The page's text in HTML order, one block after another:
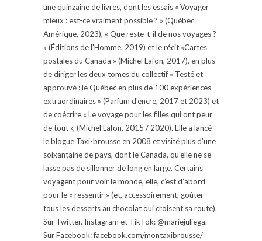
une quinzaine de livres, dont les essais « Voyager
mieux : est-ce vraiment possible ? » (Québec
Amérique, 2023), « Que reste-t-il de nos voyages ?
» (Éditions de l'Homme, 2019) et le récit «Cartes
postales du Canada » (Michel Lafon, 2017), en plus
de diriger les deux tomes du collectif « Testé et
approuvé : le Québec en plus de 100 expériences
extraordinaires » (Parfum d'encre, 2017 et 2023) et
de coécrire « Le voyage pour les filles qui ont peur
de tout », (Michel Lafon, 2015 / 2020). Elle a lancé
le blogue Taxi-brousse en 2008 et visité plus d'une
soixantaine de pays, dont le Canada, qu'elle ne se
lasse pas de sillonner de long en large. Certains
voyagent pour voir le monde, elle, c’est d’abord
pour le « ressentir » (et, accessoirement, goûter
tous les desserts au chocolat qui croisent sa route).
Sur Twitter, Instagram et TikTok: @mariejuliega.
Sur Facebook: facebook.com/montaxibrousse/